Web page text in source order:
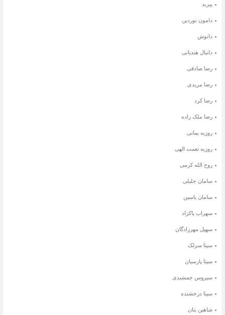
پیربد
دامون نوردین
دانوش
دانیال هندیانی
رضا صادقی
رضا مریدی
رضا کرد
رضا ملک زاده
روزبه بمانی
روزبه نعمت الهی
روح الله کرمی
سامان جلیلی
سامان یاسین
سهراب پاکزاد
سهیل مهرزادگان
سینا سرلک
سینا پارسیان
سیروس جمشیدی
سینا درخشنده
شاهین بنان